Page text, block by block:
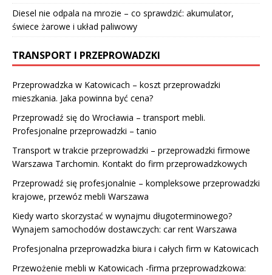
Diesel nie odpala na mrozie – co sprawdzić: akumulator,
świece żarowe i układ paliwowy
TRANSPORT I PRZEPROWADZKI
Przeprowadzka w Katowicach – koszt przeprowadzki
mieszkania. Jaka powinna być cena?
Przeprowadź się do Wrocławia – transport mebli.
Profesjonalne przeprowadzki – tanio
Transport w trakcie przeprowadzki – przeprowadzki firmowe
Warszawa Tarchomin. Kontakt do firm przeprowadzkowych
Przeprowadź się profesjonalnie – kompleksowe przeprowadzki
krajowe, przewóz mebli Warszawa
Kiedy warto skorzystać w wynajmu długoterminowego?
Wynajem samochodów dostawczych: car rent Warszawa
Profesjonalna przeprowadzka biura i całych firm w Katowicach
Przewożenie mebli w Katowicach -firma przeprowadzkowa: